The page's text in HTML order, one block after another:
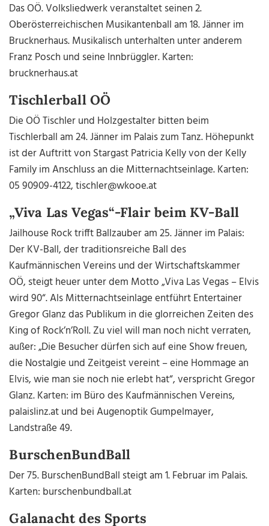
Das OÖ. Volksliedwerk veranstaltet seinen 2.
Oberösterreichischen Musikantenball am 18. Jänner im
Brucknerhaus. Musikalisch unterhalten unter anderem
Franz Posch und seine Innbrüggler. Karten:
brucknerhaus.at
Tischlerball OÖ
Die OÖ Tischler und Holzgestalter bitten beim
Tischlerball am 24. Jänner im Palais zum Tanz. Höhepunkt
ist der Auftritt von Stargast Patricia Kelly von der Kelly
Family im Anschluss an die Mitternachtseinlage. Karten:
05 90909-4122, tischler@wkooe.at
„Viva Las Vegas“-Flair beim KV-Ball
Jailhouse Rock trifft Ballzauber am 25. Jänner im Palais:
Der KV-Ball, der traditionsreiche Ball des
Kaufmännischen Vereins und der Wirtschaftskammer
OÖ, steigt heuer unter dem Motto „Viva Las Vegas – Elvis
wird 90“. Als Mitternachtseinlage entführt Entertainer
Gregor Glanz das Publikum in die glorreichen Zeiten des
King of Rock’n’Roll. Zu viel will man noch nicht verraten,
außer: „Die Besucher dürfen sich auf eine Show freuen,
die Nostalgie und Zeitgeist vereint – eine Hommage an
Elvis, wie man sie noch nie erlebt hat“, verspricht Gregor
Glanz. Karten: im Büro des Kaufmännischen Vereins,
palaislinz.at und bei Augenoptik Gumpelmayer,
Landstraße 49.
BurschenBundBall
Der 75. BurschenBundBall steigt am 1. Februar im Palais.
Karten: burschenbundball.at
Galanacht des Sports